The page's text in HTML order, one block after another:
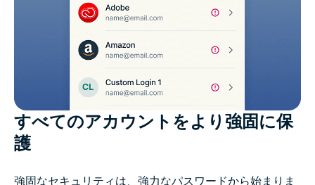
すべてのアカウントをより強固に保
護
強固なセキュリティは、強力なパスワードから始まりま